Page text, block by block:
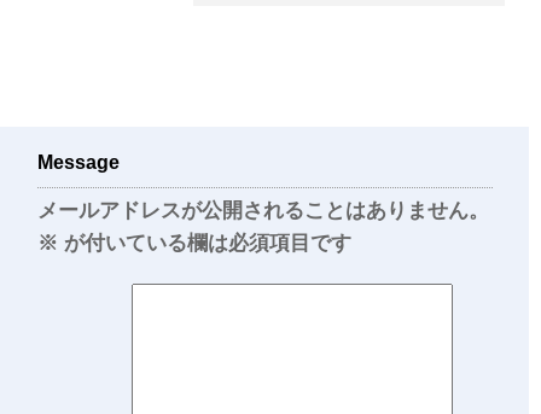
Message
メールアドレスが公開されることはありません。
※ が付いている欄は必須項目です